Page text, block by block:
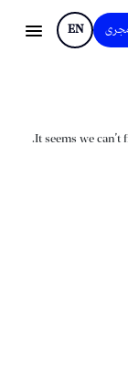
EN
It seems we